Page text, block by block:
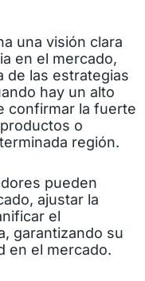
una visión clara
en el mercado,
de las estrategias
hay un alto
confirmar la fuerte
o
región.
pueden
ajustar la
el
garantizando su
en el mercado.